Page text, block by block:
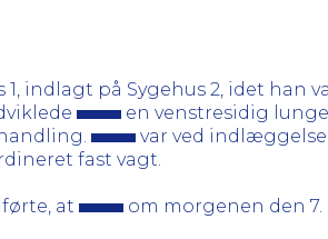
indlagt på Sygehus 2, idet han
en venstresidig
var ved
fast vagt.
at
om morgenen den